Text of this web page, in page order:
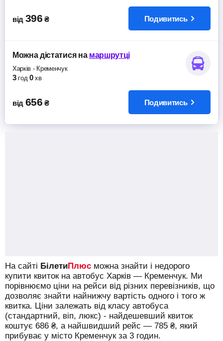
від 396 ₴ Подивитись
Можна дістатисяна маршрутці
Харків - Кременчук
3 год 0 хв
від 656 ₴ Подивитись
На сайті БілетиПлюс можна знайти і недорого
купити квиток на автобус Харків — Кременчук. Ми
порівнюємо ціни на рейси від різних перевізників, що
дозволяє знайти найнижчу вартість одного і того ж
квитка. Ціни залежать від класу автобуса
(стандартний, віп, люкс) - найдешевший квиток
коштує 686 ₴, а найшвидший рейс — 785 ₴, який
прибуває у місто Кременчук за 3 годин.